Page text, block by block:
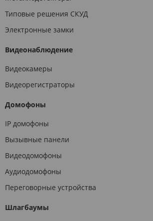
Типовые решения СКУД
Электронные замки
Видеонаблюдение
Видеокамеры
Видеорегистраторы
Домофоны
IP домофоны
Вызывные панели
Видеодомофоны
Аудиодомофоны
Переговорные устройства
Шлагбаумы